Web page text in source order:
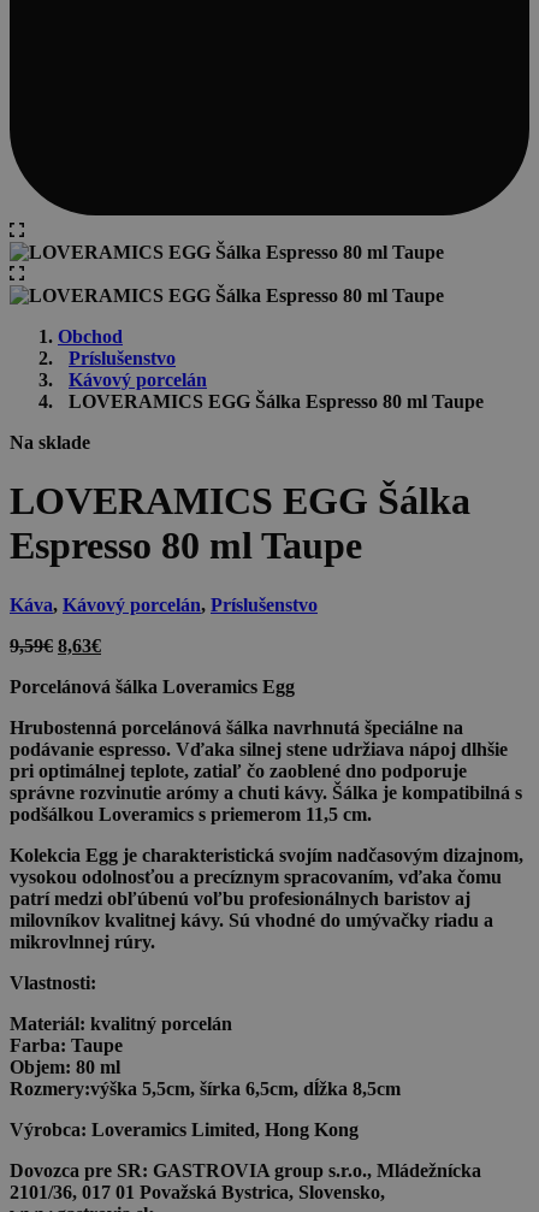
Obchod
Príslušenstvo
Kávový porcelán
LOVERAMICS EGG Šálka Espresso 80 ml Taupe
Na sklade
LOVERAMICS EGG Šálka
Espresso 80 ml Taupe
Káva, Kávový porcelán, Príslušenstvo
9,59€ Pôvodná
bola:
8,63€Aktuálna
je:
Porcelánová šálka Loveramics Egg
Hrubostenná porcelánová šálka navrhnutá špeciálne na
podávanie espresso. Vďaka silnej stene udržiava nápoj dlhšie
pri optimálnej teplote, zatiaľ čo zaoblené dno podporuje
správne rozvinutie arómy a chuti kávy. Šálka je kompatibilná s
podšálkou Loveramics s priemerom 11,5 cm.
Kolekcia Egg je charakteristická svojím nadčasovým dizajnom,
vysokou odolnosťou a precíznym spracovaním, vďaka čomu
patrí medzi obľúbenú voľbu profesionálnych baristov aj
milovníkov kvalitnej kávy. Sú vhodné do umývačky riadu a
mikrovlnnej rúry.
Vlastnosti:
Materiál: kvalitný porcelán
Farba: Taupe
Objem: 80 ml
Rozmery:výška 5,5cm, šírka 6,5cm, dĺžka 8,5cm
Výrobca: Loveramics Limited, Hong Kong
Dovozca pre SR: GASTROVIA group s.r.o., Mládežnícka
2101/36, 017 01 Považská Bystrica, Slovensko,